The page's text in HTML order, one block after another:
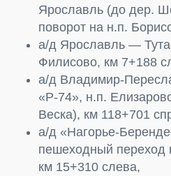
Ярославль (до дер.
поворот на н.п.
а/д Ярославль —
Филисово, км 7+188
а/д Владимир-
«Р-74», н.п.
Веска), км 118+701
а/д «Нагорье-
пешеходный переход
км 15+310 слева,